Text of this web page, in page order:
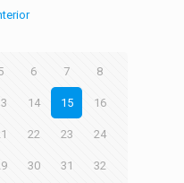
6 7 8
14 15 16
22 23 24
30 31 32